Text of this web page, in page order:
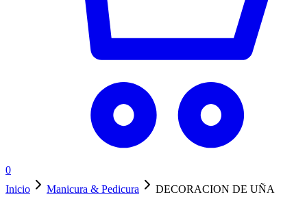
0
Inicio
Manicura & Pedicura DECORACION DE UÑA